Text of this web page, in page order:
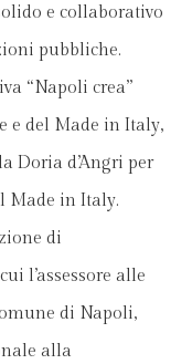
e collaborativo
pubbliche.
“Napoli crea”
e del Made in Italy,
Doria d’Angri per
Made in Italy.
di
l’assessore alle
di Napoli,
alla